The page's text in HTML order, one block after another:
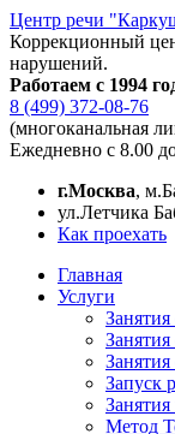
Центр речи
Коррекционный
нарушений.
Работаем с 1994
8 (499) 372-08-76
(многоканальная
Ежедневно с 8.00
г.Москва,
ул.Летчика
Как проехать
Главная
Услуги
Запуск
Метод